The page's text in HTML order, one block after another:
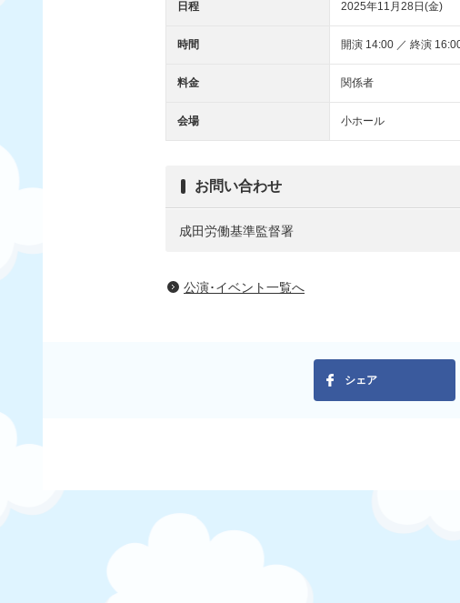
日程 2025年11月28日(金)
時間 開演 14:00 ／ 終演
料金 関係者
会場 小ホール
お問い合わせ
成田労働基準監督署
公演･イベント一覧へ
シェア